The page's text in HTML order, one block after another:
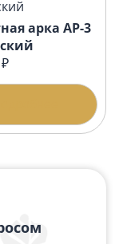
арка АР-3